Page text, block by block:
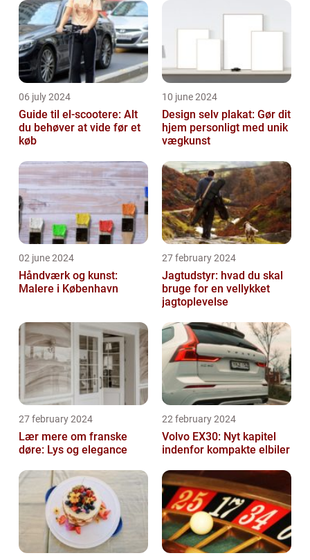
06 july 2024
Guide til el-scootere: Alt
du behøver at vide før et
køb
10 june 2024
Design selv plakat: Gør dit
hjem personligt med unik
vægkunst
02 june 2024
Håndværk og kunst:
Malere i København
27 february 2024
Jagtudstyr: hvad du skal
bruge for en vellykket
jagtoplevelse
27 february 2024
Lær mere om franske
døre: Lys og elegance
22 february 2024
Volvo EX30: Nyt kapitel
indenfor kompakte elbiler